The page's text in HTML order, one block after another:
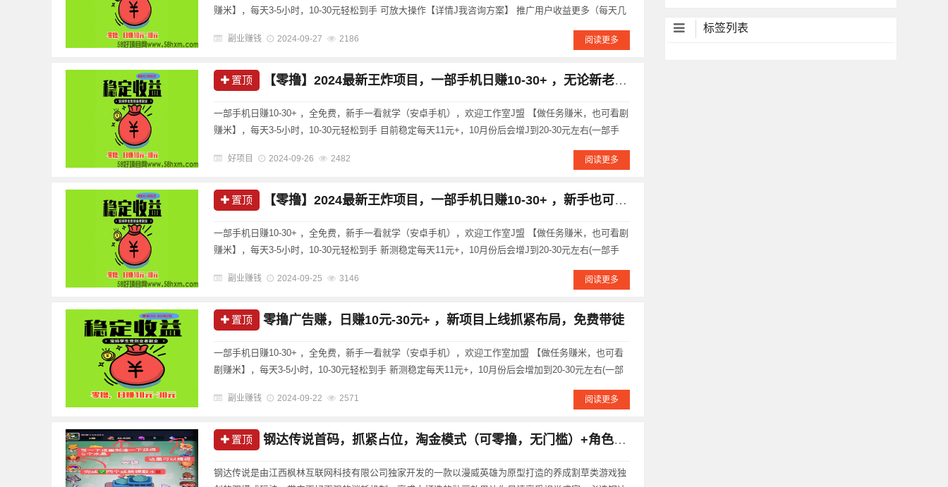
赚米】，每天3-5小时，10-30元轻松到手 可放大操作【详情J我咨询方案】 推广用户收益更多（每天几
友可以追一追......
副业赚钱 2024-09-27 2186 阅读更多
置顶 【零撸】2024最新王炸项目，一部手机日赚10-30+ ，无论新老手一学就会，不收费
一部手机日赚10-30+ ，全免费，新手一看就学（安卓手机），欢迎工作室J盟 【做任务赚米，也可看剧
赚米】，每天3-5小时，10-30元轻松到手 目前稳定每天11元+，10月份后会增J到20-30元左右(一部手
任......好项目 2024-09-26 2482 阅读更多
置顶 【零撸】2024最新王炸项目，一部手机日赚10-30+ ，新手也可，全免费
一部手机日赚10-30+ ，全免费，新手一看就学（安卓手机），欢迎工作室J盟 【做任务赚米，也可看剧
赚米】，每天3-5小时，10-30元轻松到手 新测稳定每天11元+，10月份后会增J到20-30元左右(一部手
陆---......
副业赚钱 2024-09-25 3146 阅读更多
置顶 零撸广告赚，日赚10元-30元+ ，新项目上线抓紧布局，免费带徒
一部手机日赚10-30+ ，全免费，新手一看就学（安卓手机），欢迎工作室加盟 【做任务赚米，也可看
剧赚米】，每天3-5小时，10-30元轻松到手 新测稳定每天11元+，10月份后会增加到20-30元左右(一部
登陆---......
副业赚钱 2024-09-22 2571 阅读更多
置顶 钢达传说首码，抓紧占位，淘金模式（可零撸，无门槛）+角色养成
钢达传说是由江西枫林互联网科技有限公司独家开发的一款以漫威英雄为原型打造的养成割草类游戏独
标签列表